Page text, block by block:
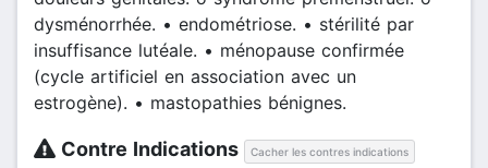
dysménorrhée. • endométriose. • stérilité par
insuffisance lutéale. • ménopause confirmée
(cycle artificiel en association avec un
estrogène). • mastopathies bénignes.
Contre Indications Cacher les contres indications